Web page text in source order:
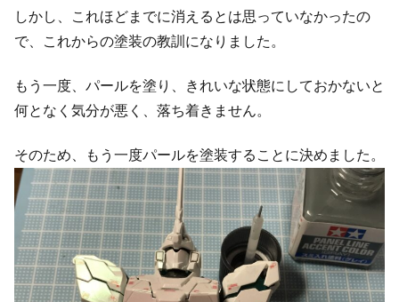
しかし、これほどまでに消えるとは思っていなかったの
で、これからの塗装の教訓になりました。
もう一度、パールを塗り、きれいな状態にしておかないと
何となく気分が悪く、落ち着きません。
そのため、もう一度パールを塗装することに決めました。